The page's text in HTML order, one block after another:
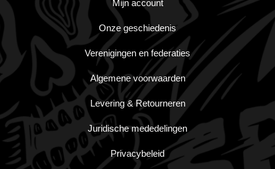
Mijn account
Onze geschiedenis
Verenigingen en federaties
Algemene voorwaarden
Levering & Retourneren
Juridische mededelingen
Privacybeleid